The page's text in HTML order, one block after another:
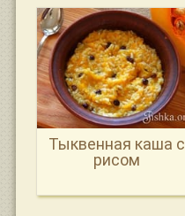
Тыквенная каша с
рисом